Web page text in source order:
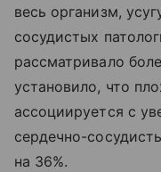
весь организм,
сосудистых
рассматривало
установило, что
ассоциируется с
сердечно-
на 36%.